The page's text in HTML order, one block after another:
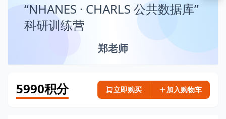
“NHANES · CHARLS 公共数据库”
科研训练营
郑老师
5990积分 立即购买 加入购物车